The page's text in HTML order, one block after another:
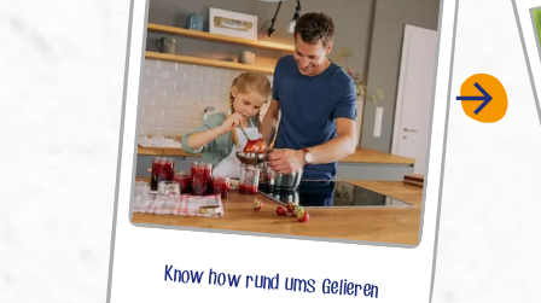
Know how rund ums Gelieren